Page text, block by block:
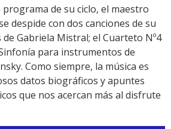
Link
de su ciclo, el maestro
despide con dos canciones de su
Gabriela Mistral; el Cuarteto Nº4
para instrumentos de
Como siempre, la música es
datos biográficos y apuntes
que nos acercan más al disfrute